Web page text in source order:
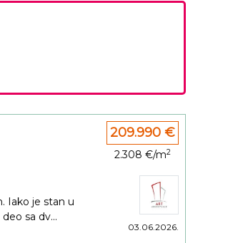
Iako je stan u
sa dv...
209.990 €
2.308 €/m2
03.06.2026.